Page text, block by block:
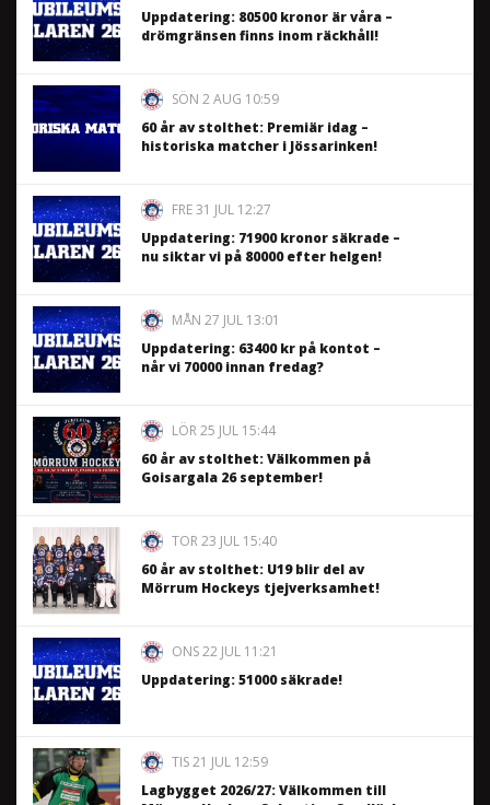
Uppdatering: 80500 kronor är våra –
drömgränsen finns inom räckhåll!
SÖN 2 AUG 10:59
60 år av stolthet: Premiär idag –
historiska matcher i Jössarinken!
FRE 31 JUL 12:27
Uppdatering: 71900 kronor säkrade –
nu siktar vi på 80000 efter helgen!
MÅN 27 JUL 13:01
Uppdatering: 63400 kr på kontot –
når vi 70000 innan fredag?
LÖR 25 JUL 15:44
60 år av stolthet: Välkommen på
Goisargala 26 september!
TOR 23 JUL 15:40
60 år av stolthet: U19 blir del av
Mörrum Hockeys tjejverksamhet!
ONS 22 JUL 11:21
Uppdatering: 51000 säkrade!
TIS 21 JUL 12:59
Lagbygget 2026/27: Välkommen till